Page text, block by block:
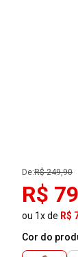
De:R$ 249,90
R$
ou 1x de R$
Cor do